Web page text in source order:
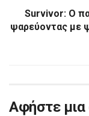
Survivor: Ο
ψαρεύοντας με
Αφήστε